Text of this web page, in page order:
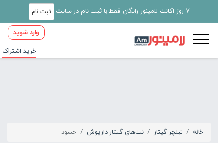
7 روز اکانت لامینور رایگان فقط با ثبت نام در سایت ثبت نام
وارد شوید
خرید اشتراک
خانه تبلچر گیتار نت‌های گیتار داریوش حسود